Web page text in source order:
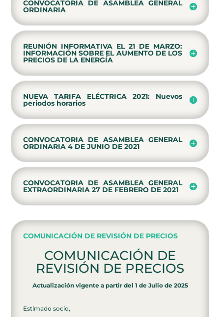
CONVOCATORIA DE ASAMBLEA GENERAL
ORDINARIA
REUNIÓN INFORMATIVA EL 21 DE MARZO:
INFORMACIÓN SOBRE EL AUMENTO DE LOS
PRECIOS DE LA ENERGÍA
NUEVA TARIFA ELÉCTRICA 2021: Nuevos
periodos horarios
CONVOCATORIA DE ASAMBLEA GENERAL
ORDINARIA 4 DE JUNIO DE 2021
CONVOCATORIA DE ASAMBLEA GENERAL
EXTRAORDINARIA 27 DE FEBRERO DE 2021
COMUNICACIÓN DE REVISIÓN DE PRECIOS
COMUNICACIÓN DE
REVISIÓN DE PRECIOS
Actualización vigente a partir del 1 de Julio de 2025
Estimado socio,